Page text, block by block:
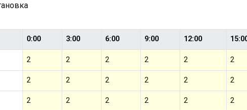
0:00 3:00 6:00 9:00 12:00
2 2 2 2 2 2
2 2 2 2 2 2
2 2 2 2 2 2